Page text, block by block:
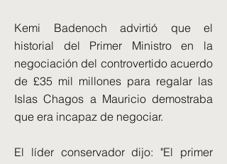
Kemi Badenoch advirtió que el
historial del Primer Ministro en la
negociación del controvertido acuerdo
de £35 mil millones para regalar las
Islas Chagos a Mauricio demostraba
que era incapaz de negociar.
El líder conservador dijo: "El primer